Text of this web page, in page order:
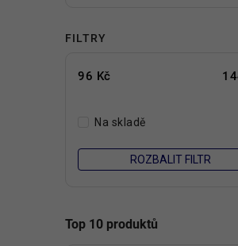
FILTRY
96 Kč
Na skladě
ROZBALIT FILTR
Top 10 produktů